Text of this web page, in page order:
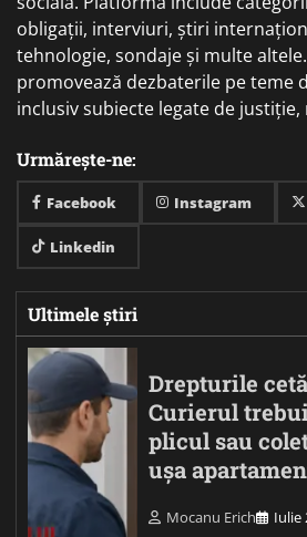
obligații, interviuri, știri
tehnologie, sondaje și multe
promovează dezbaterile pe teme
inclusiv subiecte legate de justiție,
Urmărește-ne:
Facebook Instagram
Linkedin
Ultimele știri
Drepturile
Curierul
plicul sau
ușa
Mocanu Erich Iulie